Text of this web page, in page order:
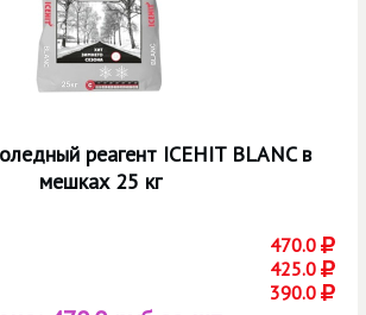
реагент ICEHIT BLANC в
мешках 25 кг
470.0
425.0
390.0